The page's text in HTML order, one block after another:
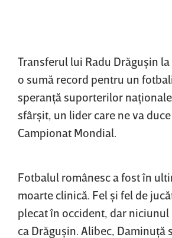
Transferul lui Radu Drăguşin
o sumă record pentru un
speranţă suporterilor
sfârşit, un lider care ne va
Campionat Mondial.
Fotbalul românesc a fost în
moarte clinică. Fel şi fel de
plecat în occident, dar
ca Drăguşin. Alibec, Daminuţă